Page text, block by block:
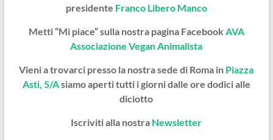
presidente Franco Libero Manco
Metti “Mi piace” sulla nostra pagina Facebook AVA
Associazione Vegan Animalista
Vieni a trovarci presso la nostra sede di Roma in Piazza
Asti, 5/Asiamo aperti tutti i giorni dalle ore dodici alle
diciotto
Iscriviti alla nostra Newsletter